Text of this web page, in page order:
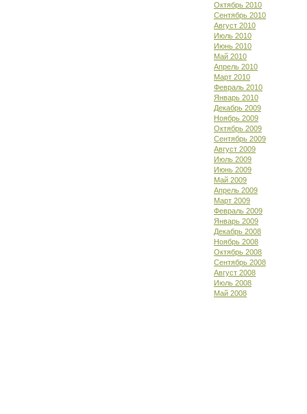
Октябрь 2010
Сентябрь 2010
Август 2010
Июль 2010
Июнь 2010
Май 2010
Апрель 2010
Март 2010
Февраль 2010
Январь 2010
Декабрь 2009
Ноябрь 2009
Октябрь 2009
Сентябрь 2009
Август 2009
Июль 2009
Июнь 2009
Май 2009
Апрель 2009
Март 2009
Февраль 2009
Январь 2009
Декабрь 2008
Ноябрь 2008
Октябрь 2008
Сентябрь 2008
Август 2008
Июль 2008
Май 2008